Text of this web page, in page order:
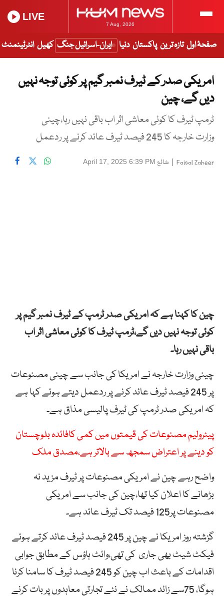
7 Aug, 2026
LIVE
صفحۂ اول تازہ ترین پاکستان دنیا ایران-اسرائیل جنگ کھیل انٹرٹینمنٹ
امریکی صدر کے ٹیرف نمبر گیم پر کوئی توجہ نہیں
دیں گے، چین
ٹرمپ ٹیرف کا کوئی معاشی اثر اب باقی نہیں رہا،چینی
وزارت خارجہ کا 245 فیصد ٹیرف عائد کرنے پر ردعمل
Faisal Zaheer
| شائع April 17, 2025 6:39 PM
چین کا کہنا ہے کہ امریکی صدر ٹرمپ کے ٹیرف نمبر گیم پر
کوئی توجہ نہیں دیں گے،ٹرمپ ٹیرف کا کوئی معاشی اثر اب
باقی نہیں رہا۔
چینی وزارت خارجہ نے امریکا کی جانب سے چینی مصنوعات
پر 245 فیصد ٹیرف عائد کرنے پر ردعمل دیتے ہوئے کہا ہے
کہ امریکی صدر ٹرمپ کی ٹیرف پالیسی مذاق ہے۔
پیٹرولیم مصنوعات کی قیمتوں میں کمی کافائدہ بلوچستان
کو دینے پر اعتراض سمجھ سے بالاتر ہے،مصدق ملک
واضح رہے چین نے امریکی مصنوعات پر ٹیرف مزید نہ
بڑھانے کا اعلان کیا تھا،چین کی جانب سے امریکی
مصنوعات پر125 فیصد تک ٹیرف عائد ہے۔
گزشتہ روز امریکا نے چین پر 245 فیصد ٹیرف عائد کرتے ہوئے
فیکٹ شیٹ بھی جاری کی تھی،وائٹ ہاؤس کے مطابق جوابی
اقدامات کے باعث اب چین کو 245 فیصد ٹیرف کا سامنا کرنا
ہوگا، 75سے زائد ممالک نے نئے تجارتی معاہدوں پر بات کرنے